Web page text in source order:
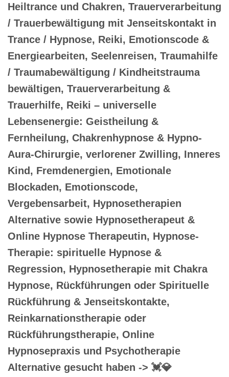
Heiltrance und Chakren, Trauerverarbeitung
/ Trauerbewältigung mit Jenseitskontakt in
Trance / Hypnose, Reiki, Emotionscode &
Energiearbeiten, Seelenreisen, Traumahilfe
/ Traumabewältigung / Kindheitstrauma
bewältigen, Trauerverarbeitung &
Trauerhilfe, Reiki – universelle
Lebensenergie: Geistheilung &
Fernheilung, Chakrenhypnose & Hypno-
Aura-Chirurgie, verlorener Zwilling, Inneres
Kind, Fremdenergien, Emotionale
Blockaden, Emotionscode,
Vergebensarbeit, Hypnosetherapien
Alternative sowie Hypnosetherapeut &
Online Hypnose Therapeutin, Hypnose-
Therapie: spirituelle Hypnose &
Regression, Hypnosetherapie mit Chakra
Hypnose, Rückführungen oder Spirituelle
Rückführung & Jenseitskontakte,
Reinkarnationstherapie oder
Rückführungstherapie, Online
Hypnosepraxis und Psychotherapie
Alternative gesucht haben -> 💓️💎